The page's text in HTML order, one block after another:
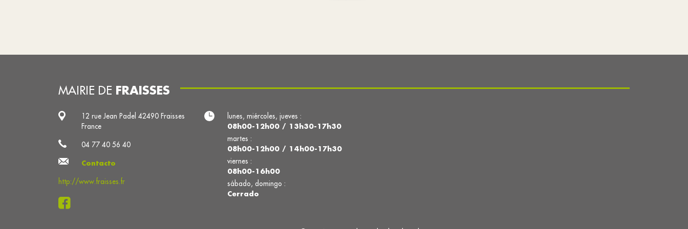
MAIRIE DE FRAISSES
12 rue Jean Padel 42490 Fraisses
France
04 77 40 56 40
Contacto
http://www.fraisses.fr
lunes, miércoles, jueves :
08h00-12h00 / 13h30-17h30
martes :
08h00-12h00 / 14h00-17h30
viernes :
08h00-16h00
sábado, domingo :
Cerrado